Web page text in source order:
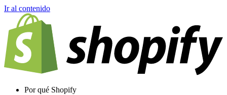
Ir al contenido
Por qué Shopify